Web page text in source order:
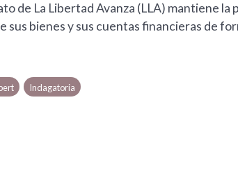
de La Libertad Avanza (LLA) mantiene la
sus bienes y sus cuentas financieras de
Indagatoria